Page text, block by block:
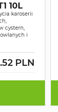
10L
karoserii
cystern,
i
PLN